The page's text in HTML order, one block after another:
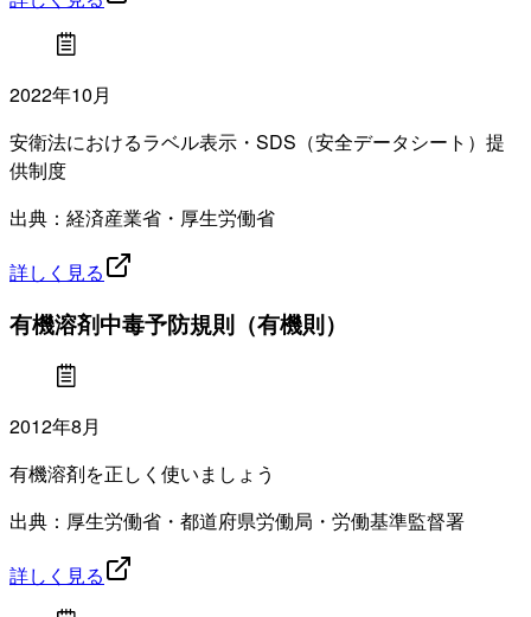
2022年10月
安衛法におけるラベル表示・SDS（安全データシート）提
供制度
出典：経済産業省・厚生労働省
詳しく見る
有機溶剤中毒予防規則（有機則）
2012年8月
有機溶剤を正しく使いましょう
出典：厚生労働省・都道府県労働局・労働基準監督署
詳しく見る